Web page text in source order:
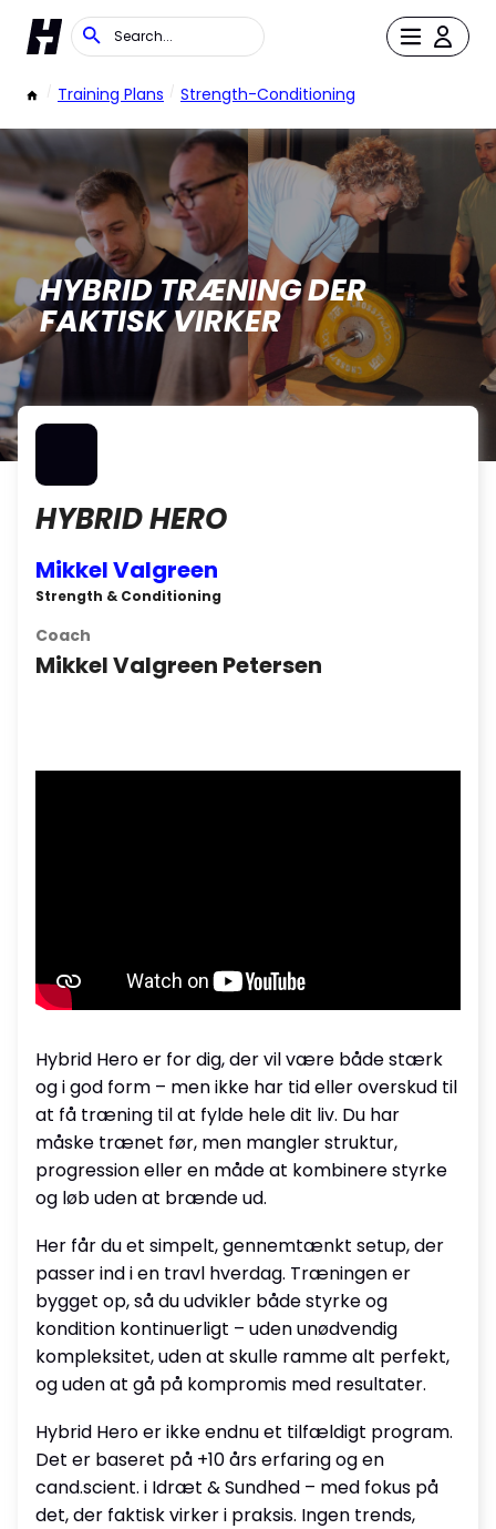
/ Training Plans / Strength-Conditioning
HYBRID TRÆNING DER
FAKTISK VIRKER
HYBRID HERO
Mikkel Valgreen
Strength & Conditioning
Coach
Mikkel Valgreen Petersen
Hybrid Hero er for dig, der vil være både stærk
og i god form – men ikke har tid eller overskud til
at få træning til at fylde hele dit liv. Du har
måske trænet før, men mangler struktur,
progression eller en måde at kombinere styrke
og løb uden at brænde ud.
Her får du et simpelt, gennemtænkt setup, der
passer ind i en travl hverdag. Træningen er
bygget op, så du udvikler både styrke og
kondition kontinuerligt – uden unødvendig
kompleksitet, uden at skulle ramme alt perfekt,
og uden at gå på kompromis med resultater.
Hybrid Hero er ikke endnu et tilfældigt program.
Det er baseret på +10 års erfaring og en
cand.scient. i Idræt & Sundhed – med fokus på
det, der faktisk virker i praksis. Ingen trends,